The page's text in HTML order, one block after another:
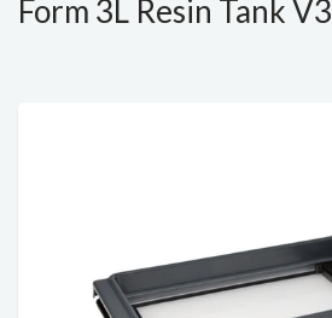
Form 3L Resin Tank V3